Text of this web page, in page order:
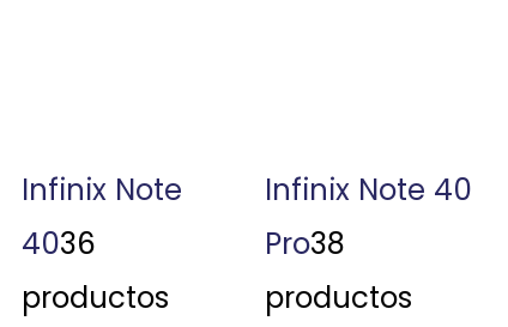
Infinix Note
4036
productos
Infinix Note 40
Pro38
productos